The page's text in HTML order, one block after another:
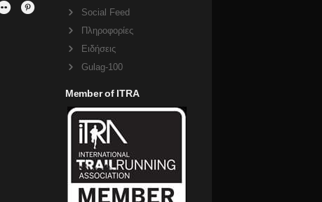
Social Feed
Πληροφορίες
Ειδήσεις
Gulag-100
Member of ITRA